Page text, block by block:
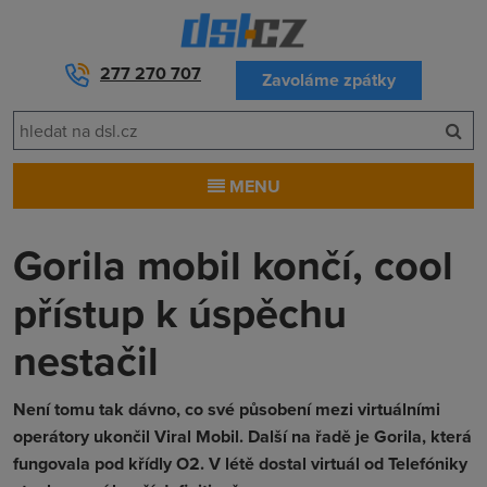
277 270 707 Zavoláme zpátky
MENU
Gorila mobil končí, cool
přístup k úspěchu
nestačil
Není tomu tak dávno, co své působení mezi virtuálními
operátory ukončil Viral Mobil. Další na řadě je Gorila, která
fungovala pod křídly O2. V létě dostal virtuál od Telefóniky